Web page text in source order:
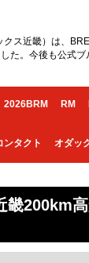
クス近畿）は、
た。今後も公式
2026BRM RM
ンタクト オダッ
畿200km